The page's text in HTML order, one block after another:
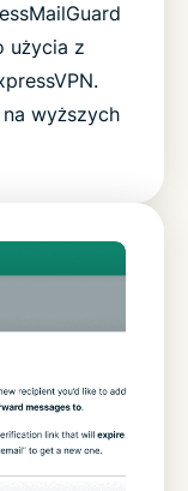
użycia z
wyższych